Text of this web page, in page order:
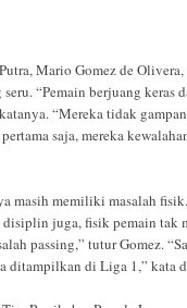
Mario Gomez de
“Pemain berjuang keras
“Mereka tidak
saja, mereka
masih memiliki masalah
juga, fisik pemain tak
passing,” tutur Gomez.
ditampilkan di Liga 1,” kata